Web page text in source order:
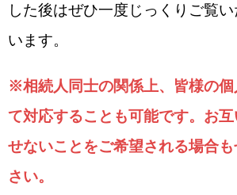
した後はぜひ一度じっくりご覧
います。
※相続人同士の関係上、皆様の個
て対応することも可能です。お
せないことをご希望される場合
さい。